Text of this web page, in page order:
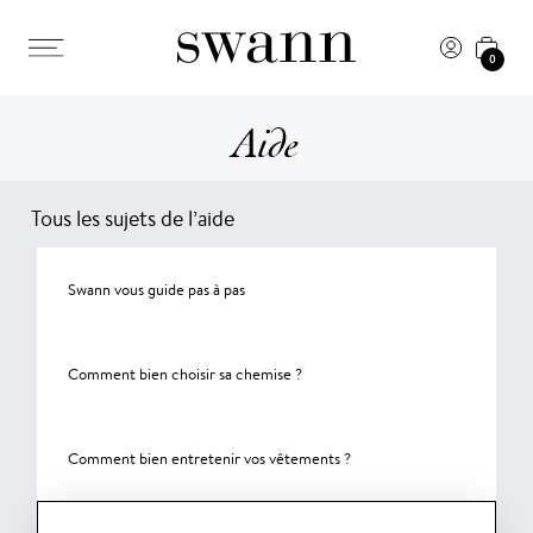
0
Aide
Tous les sujets de l’aide
Swann vous guide pas à pas
Comment bien choisir sa chemise ?
Comment bien entretenir vos vêtements ?